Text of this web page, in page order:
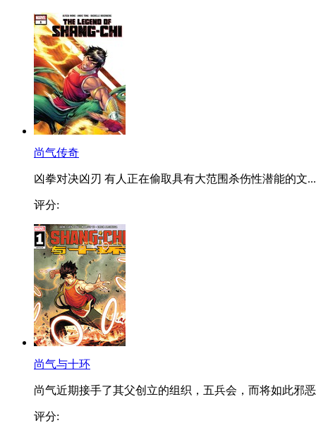
尚气传奇
凶拳对决凶刃 有人正在偷取具有大范围杀伤性潜能的文...
评分:
尚气与十环
尚气近期接手了其父创立的组织，五兵会，而将如此邪
评分: